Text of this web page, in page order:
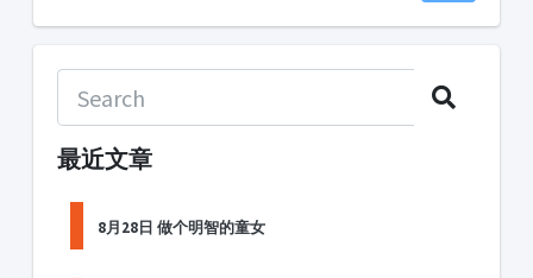
最近文章
8月28日 做个明智的童女